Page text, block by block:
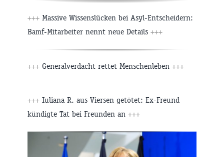
+++ Massive Wissenslücken bei Asyl-Entscheidern:
Bamf-Mitarbeiter nennt neue Details +++
+++ Generalverdacht rettet Menschenleben +++
+++ Iuliana R. aus Viersen getötet: Ex-Freund
kündigte Tat bei Freunden an +++